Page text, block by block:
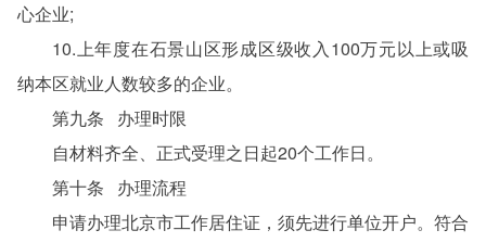
心企业;
10.上年度在石景山区形成区级收入100万元以上或吸
纳本区就业人数较多的企业。
第九条 办理时限
自材料齐全、正式受理之日起20个工作日。
第十条 办理流程
申请办理北京市工作居住证，须先进行单位开户。符合